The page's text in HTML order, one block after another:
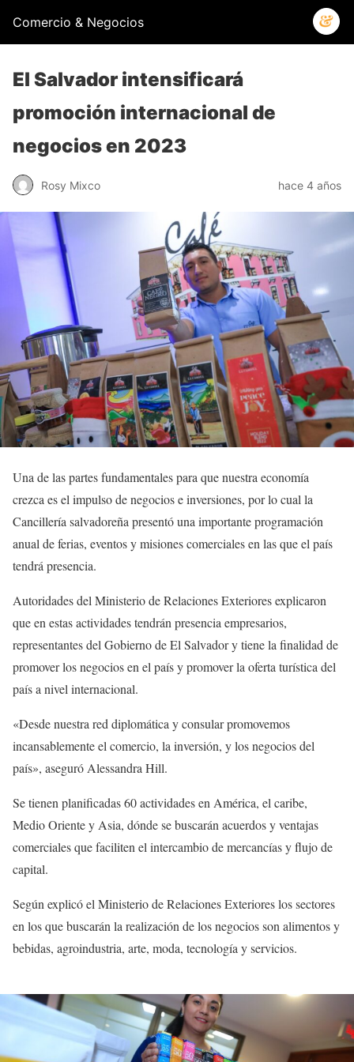
Comercio & Negocios
El Salvador intensificará
promoción internacional de
negocios en 2023
Rosy Mixco hace 4 años
Una de las partes fundamentales para que nuestra economía
crezca es el impulso de negocios e inversiones, por lo cual la
Cancillería salvadoreña presentó una importante programación
anual de ferias, eventos y misiones comerciales en las que el país
tendrá presencia.
Autoridades del Ministerio de Relaciones Exteriores explicaron
que en estas actividades tendrán presencia empresarios,
representantes del Gobierno de El Salvador y tiene la finalidad de
promover los negocios en el país y promover la oferta turística del
país a nivel internacional.
«Desde nuestra red diplomática y consular promovemos
incansablemente el comercio, la inversión, y los negocios del
país», aseguró Alessandra Hill.
Se tienen planificadas 60 actividades en América, el caribe,
Medio Oriente y Asia, dónde se buscarán acuerdos y ventajas
comerciales que faciliten el intercambio de mercancías y flujo de
capital.
Según explicó el Ministerio de Relaciones Exteriores los sectores
en los que buscarán la realización de los negocios son alimentos y
bebidas, agroindustria, arte, moda, tecnología y servicios.